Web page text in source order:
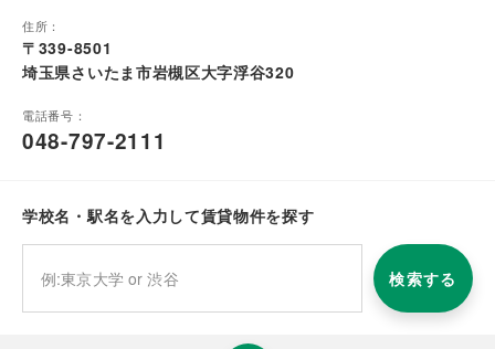
住所：
〒339-8501
埼玉県さいたま市岩槻区大字浮谷320
電話番号：
048-797-2111
学校名・駅名を入力して賃貸物件を探す
検索する